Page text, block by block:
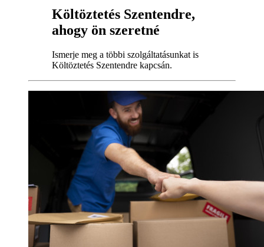
Költöztetés Szentendre,
ahogy ön szeretné
Ismerje meg a többi szolgáltatásunkat is
Költöztetés Szentendre kapcsán.